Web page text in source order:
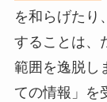
を和らげたり
することは、
範囲を逸脱し
ての情報」を